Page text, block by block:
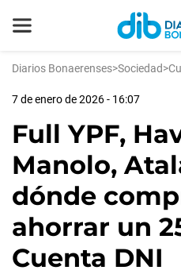
Diarios Bonaerenses>Sociedad>
7 de enero de 2026 - 16:07
Full YPF,
Manolo,
dónde
ahorrar un
Cuenta DNI